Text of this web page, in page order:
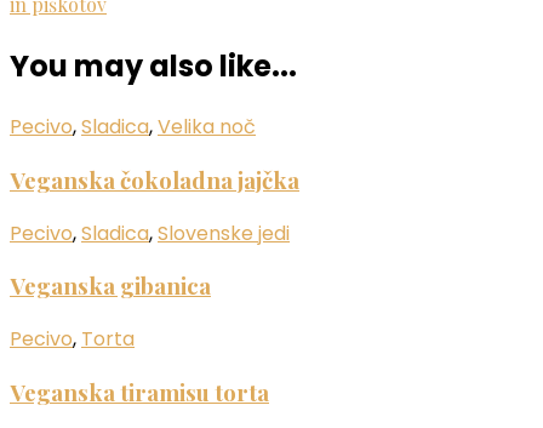
You may also like...
Pecivo,Sladica,Velika noč
Veganska čokoladna jajčka
Pecivo,Sladica,Slovenske jedi
Veganska gibanica
Pecivo, Torta
Veganska tiramisu torta